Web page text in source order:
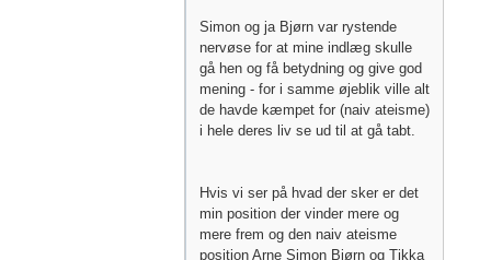
Simon og ja Bjørn var rystende
nervøse for at mine indlæg skulle
gå hen og få betydning og give god
mening - for i samme øjeblik ville alt
de havde kæmpet for (naiv ateisme)
i hele deres liv se ud til at gå tabt.
Hvis vi ser på hvad der sker er det
min position der vinder mere og
mere frem og den naiv ateisme
position Arne Simon Bjørn og Tikka